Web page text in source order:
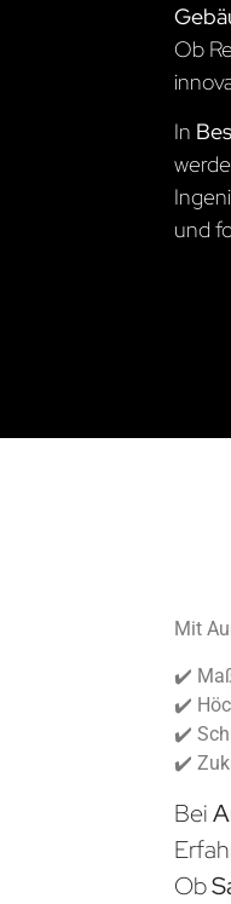
Ob
In
und
Mit
✔️
✔️
✔️
✔️
Bei
Ob